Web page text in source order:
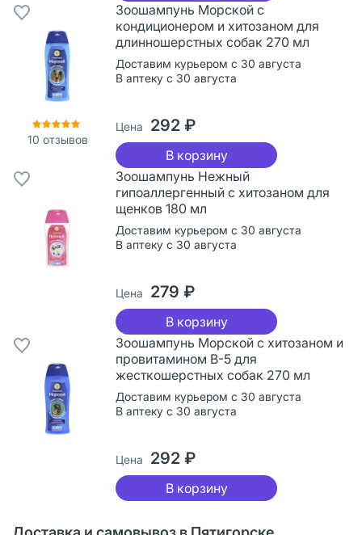
10 отзывов
Зоошампунь Морской с
кондиционером и хитозаном для
длинношерстных собак 270 мл
Доставим курьером с 30 августа
В аптеку с 30 августа
Цена 292 ₽
В корзину
Зоошампунь Нежный
гипоаллергенный с хитозаном для
щенков 180 мл
Доставим курьером с 30 августа
В аптеку с 30 августа
Цена 279 ₽
В корзину
Зоошампунь Морской с хитозаном и
провитамином В-5 для
жесткошерстных собак 270 мл
Доставим курьером с 30 августа
В аптеку с 30 августа
Цена 292 ₽
В корзину